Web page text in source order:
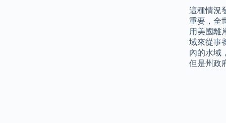
這種情況
重要，全
用美國離
域來從事
內的水域
但是州政